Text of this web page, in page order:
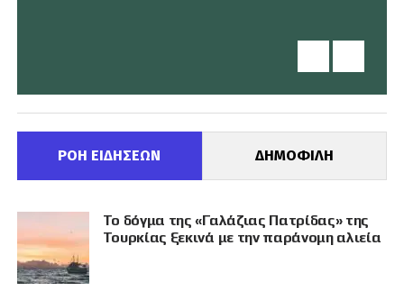
ΡΟΗ ΕΙΔΗΣΕΩΝ ΔΗΜΟΦΙΛΗ
Το δόγμα της «Γαλάζιας Πατρίδας» της
Τουρκίας ξεκινά με την παράνομη αλιεία